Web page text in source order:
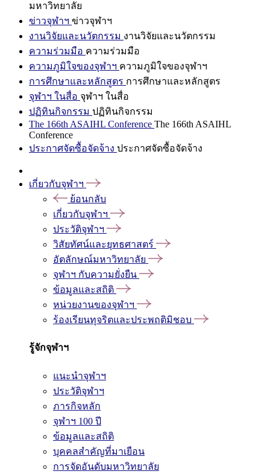
มหาวิทยาลัย
ข่าวจุฬาฯ ข่าวจุฬาฯ
งานวิจัยและนวัตกรรม งานวิจัยและนวัตกรรม
ความร่วมมือ ความร่วมมือ
ความภูมิใจของจุฬาฯ ความภูมิใจของจุฬาฯ
การศึกษาและหลักสูตร การศึกษาและหลักสูตร
จุฬาฯ ในสื่อ จุฬาฯ ในสื่อ
ปฏิทินกิจกรรม ปฏิทินกิจกรรม
The 166th ASAIHL Conference The 166th ASAIHL
Conference
ประกาศจัดซื้อจัดจ้าง ประกาศจัดซื้อจัดจ้าง
เกี่ยวกับจุฬาฯ
ย้อนกลับ
เกี่ยวกับจุฬาฯ
ประวัติจุฬาฯ
วิสัยทัศน์และยุทธศาสตร์
อัตลักษณ์มหาวิทยาลัย
จุฬาฯ กับความยั่งยืน
ข้อมูลและสถิติ
หน่วยงานของจุฬาฯ
ร้องเรียนทุจริตและประพฤติมิชอบ
รู้จักจุฬาฯ
แนะนำจุฬาฯ
ประวัติจุฬาฯ
ภารกิจหลัก
จุฬาฯ 100 ปี
ข้อมูลและสถิติ
บุคคลสำคัญที่มาเยือน
การจัดอันดับมหาวิทยาลัย